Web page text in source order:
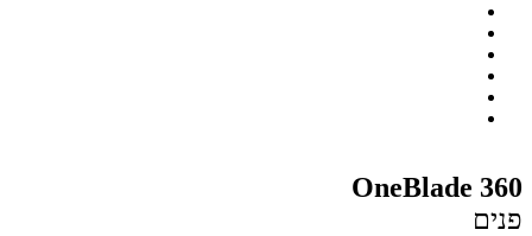
OneBlade